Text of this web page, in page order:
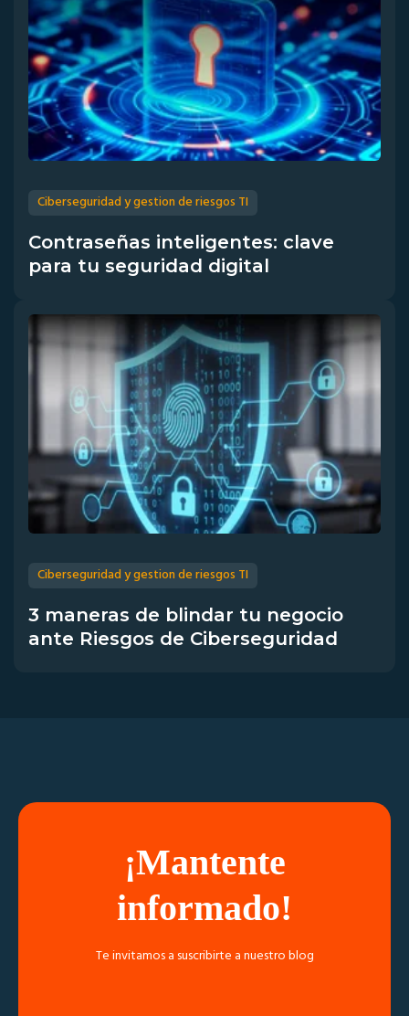
Ciberseguridad y gestion de riesgos TI
Contraseñas inteligentes: clave
para tu seguridad digital
Ciberseguridad y gestion de riesgos TI
3 maneras de blindar tu negocio
ante Riesgos de Ciberseguridad
¡Mantente
informado!
Te invitamos a suscribirte a nuestro blog